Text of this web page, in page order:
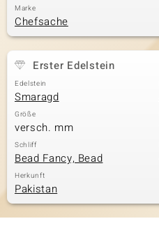
Marke
Chefsache
Erster Edelstein
Edelstein
Smaragd
Größe
versch. mm
Schliff
Bead Fancy, Bead
Herkunft
Pakistan